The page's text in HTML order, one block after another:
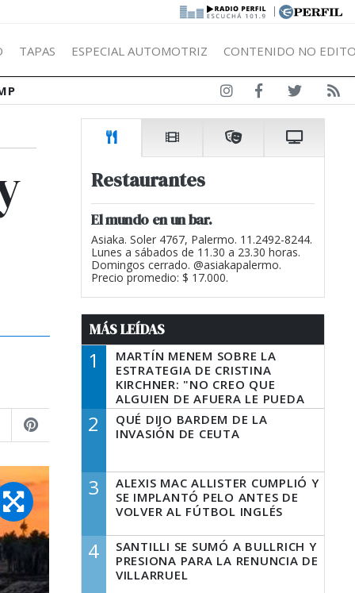
|
TAPAS ESPECIAL AUTOMOTRIZ CONTENIDO NO
Restaurantes
El mundo en un bar.
Asiaka. Soler 4767, Palermo. 11.2492-8244.
Lunes a sábados de 11.30 a 23.30 horas.
Domingos cerrado. @asiakapalermo.
Precio promedio: $ 17.000.
MÁS LEÍDAS
1
MARTÍN MENEM SOBRE LA
ESTRATEGIA DE CRISTINA
KIRCHNER: "NO CREO QUE
ALGUIEN DE AFUERA LE PUEDA
DECIR A LA JUSTICIA LO QUE
TIENE QUE HACER"
2
QUÉ DIJO BARDEM DE LA
INVASIÓN DE CEUTA
3
ALEXIS MAC ALLISTER CUMPLIÓ Y
SE IMPLANTÓ PELO ANTES DE
VOLVER AL FÚTBOL INGLÉS
4
SANTILLI SE SUMÓ A BULLRICH Y
PRESIONA PARA LA RENUNCIA DE
VILLARRUEL